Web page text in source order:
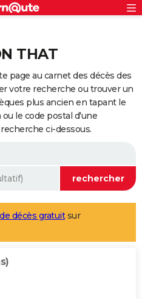
THAT
page au carnet des décès des
votre recherche ou trouver un
plus ancien en tapant le
le code postal d'une
ci-dessous.
décès gratuitsur